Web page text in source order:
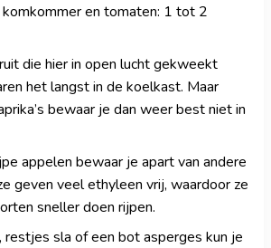
en tomaten: 1 tot 2
die hier in open lucht gekweekt
het langst in de koelkast. Maar
bewaar je dan weer best niet in
appelen bewaar je apart van andere
geven veel ethyleen vrij, waardoor ze
sneller doen rijpen.
restjes sla of een bot asperges kun je